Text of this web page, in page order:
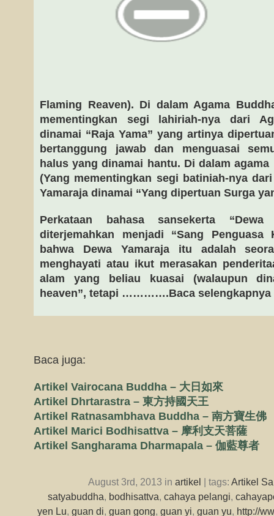
Flaming Reaven). Di dalam Agama
mementingkan segi lahiriah-nya dari
dinamai “Raja Yama” yang artinya
bertanggung jawab dan menguasai
halus yang dinamai hantu. Di dalam
(Yang mementingkan segi batiniah-nya
Yamaraja dinamai “Yang dipertuan Surga
Perkataan bahasa sansekerta
diterjemahkan menjadi “Sang Penguasa
bahwa Dewa Yamaraja itu adalah
menghayati atau ikut merasakan
alam yang beliau kuasai (walaupun
heaven”, tetapi ………….Baca selengkapnya
Baca juga:
Artikel Vairocana Buddha – 大日如來
Artikel Dhrtarastra – 東方持國天王
Artikel Ratnasambhava Buddha – 南方寶生佛
Artikel Marici Bodhisattva – 摩利支天菩薩
Artikel Sangharama Dharmapala – 伽藍尊者
August 3rd, 2013 in artikel | tags: Artikel
satyabuddha, bodhisattva, cahaya pelangi,
yen Lu, guan di, guan gong, guan yi, guan yu, http://